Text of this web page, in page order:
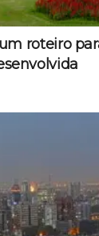
roteiro